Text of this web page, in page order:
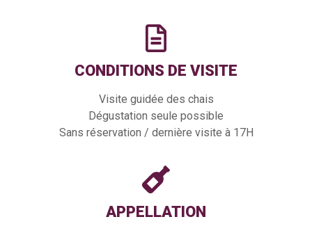
CONDITIONS DE VISITE
Visite guidée des chais
Dégustation seule possible
Sans réservation / dernière visite à 17H
APPELLATION